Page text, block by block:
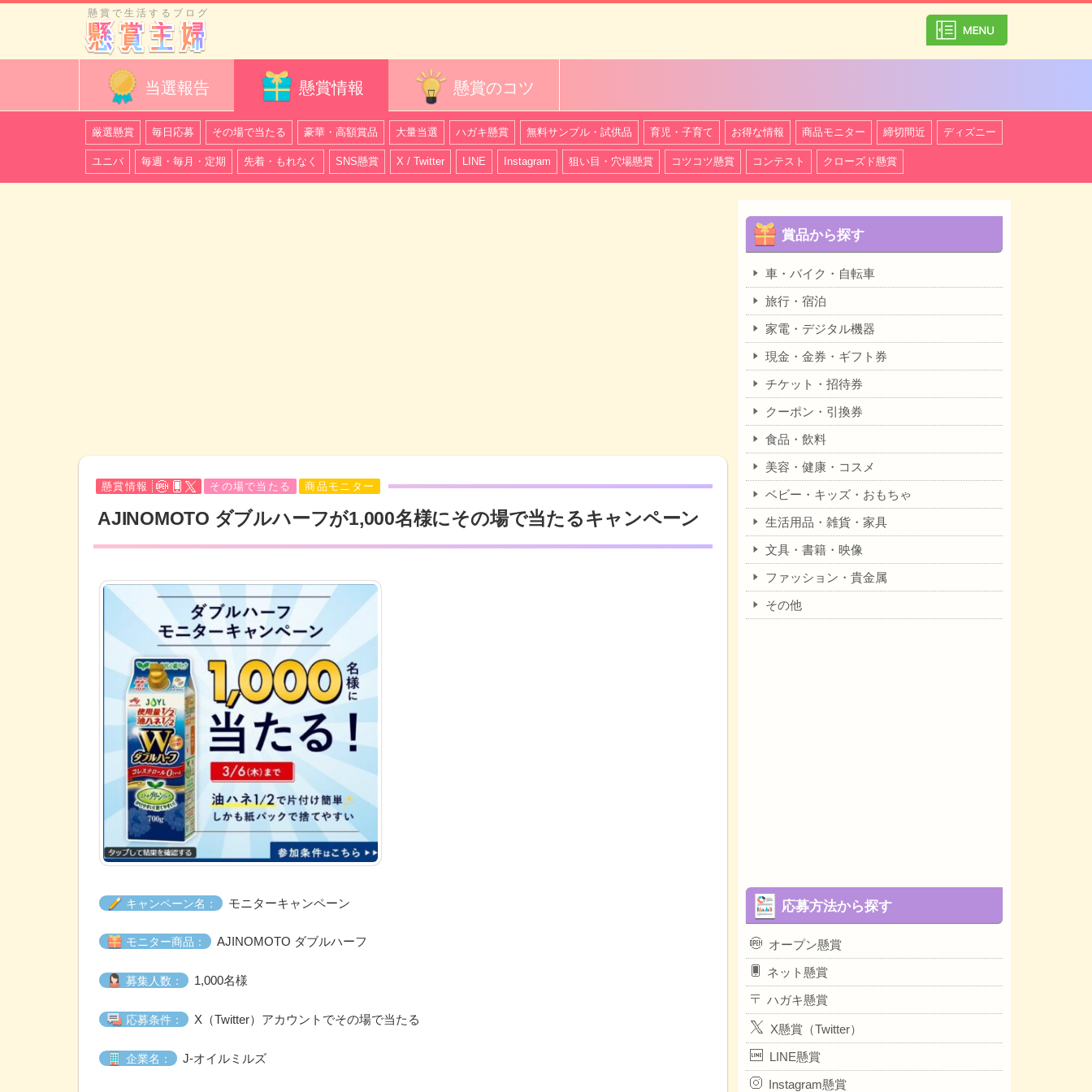
懸賞で生活するブログ
当選報告 懸賞情報 懸賞のコツ
厳選懸賞 毎日応募 その場で当たる 豪華・高額賞品 大量当選 ハガキ懸賞 無料サンプル・試供品 育児・子育て お得な情報 商品モニター 締切間近 ディズニー
ユニバ 毎週・毎月・定期 先着・もれなく SNS懸賞 X / Twitter LINE Instagram 狙い目・穴場懸賞 コツコツ懸賞 コンテスト クローズド懸賞
懸賞情報 その場で当たる 商品モニター
AJINOMOTO ダブルハーフが1,000名様にその場で当たるキャンペーン
キャンペーン名： モニターキャンペーン
モニター商品： AJINOMOTO ダブルハーフ
募集人数： 1,000名様
応募条件： X（Twitter）アカウントでその場で当たる
企業名： J‐オイルミルズ
賞品から探す
車・バイク・自転車
旅行・宿泊
家電・デジタル機器
現金・金券・ギフト券
チケット・招待券
クーポン・引換券
食品・飲料
美容・健康・コスメ
ベビー・キッズ・おもちゃ
生活用品・雑貨・家具
文具・書籍・映像
ファッション・貴金属
その他
応募方法から探す
オープン懸賞
ネット懸賞
ハガキ懸賞
X懸賞（Twitter）
LINE懸賞
Instagram懸賞